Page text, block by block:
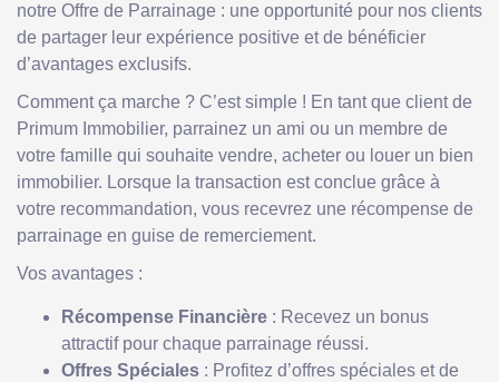
notre Offre de Parrainage : une opportunité pour nos clients
de partager leur expérience positive et de bénéficier
d’avantages exclusifs.
Comment ça marche ? C’est simple ! En tant que client de
Primum Immobilier, parrainez un ami ou un membre de
votre famille qui souhaite vendre, acheter ou louer un bien
immobilier. Lorsque la transaction est conclue grâce à
votre recommandation, vous recevrez une récompense de
parrainage en guise de remerciement.
Vos avantages :
Récompense Financière : Recevez un bonus
attractif pour chaque parrainage réussi.
Offres Spéciales : Profitez d’offres spéciales et de